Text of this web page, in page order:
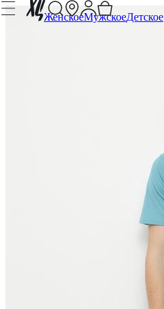
ЖенскоеМужскоеДетское